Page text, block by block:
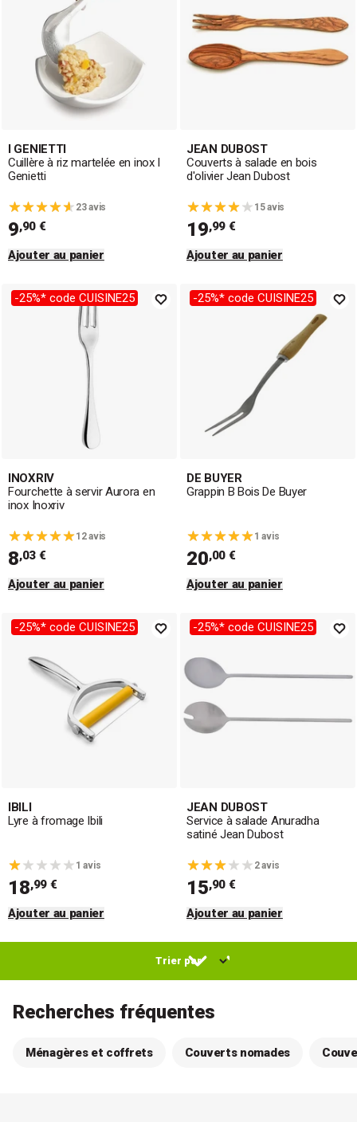
I GENIETTI
Cuillère à riz martelée en inox I
Genietti
23 avis
9,90 €
Ajouter au panier
JEAN DUBOST
Couverts à salade en bois
d'olivier Jean Dubost
15 avis
19,99 €
Ajouter au panier
-25%* code CUISINE25
INOXRIV
Fourchette à servir Aurora en
inox Inoxriv
12 avis
8,03 €
Ajouter au panier
-25%* code CUISINE25
DE BUYER
Grappin B Bois De Buyer
1 avis
20,00 €
Ajouter au panier
-25%* code CUISINE25
IBILI
Lyre à fromage Ibili
1 avis
18,99 €
Ajouter au panier
-25%* code CUISINE25
JEAN DUBOST
Service à salade Anuradha
satiné Jean Dubost
2 avis
15,90 €
Ajouter au panier
Recherches fréquentes
Ménagères et coffrets Couverts nomades